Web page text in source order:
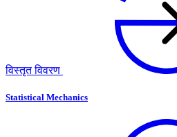
विस्तृत विवरण
Statistical Mechanics